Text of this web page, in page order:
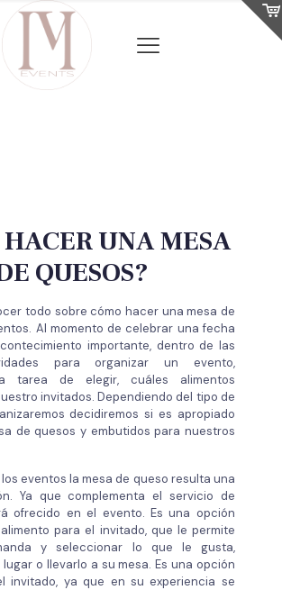
HACER UNA MESA
QUESOS?
todo sobre cómo hacer una mesa de
Al momento de celebrar una fecha
importante, dentro de las
para organizar un evento,
tarea de elegir, cuáles alimentos
invitados. Dependiendo del tipo de
decidiremos si es apropiado
de quesos y embutidos para nuestros
los eventos la mesa de queso resulta una
Ya que complementa el servicio de
ofrecido en el evento. Es una opción
para el invitado, que le permite
y seleccionar lo que le gusta,
o llevarlo a su mesa. Es una opción
invitado, ya que en su experiencia se